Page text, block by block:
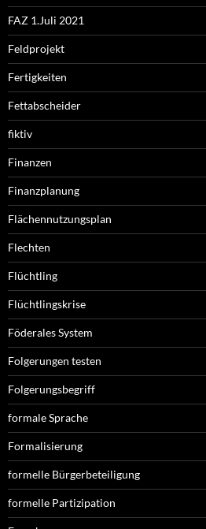
FAZ 1.Juli 2021
Feldprojekt
Fertigkeiten
Fettabscheider
fiktiv
Finanzen
Finanzplanung
Flächennutzungsplan
Flechten
Flüchtling
Flüchtlingskrise
Föderales System
Folgerungen testen
Folgerungsbegriff
formale Sprache
Formalisierung
formelle Bürgerbeteiligung
formelle Partizipation